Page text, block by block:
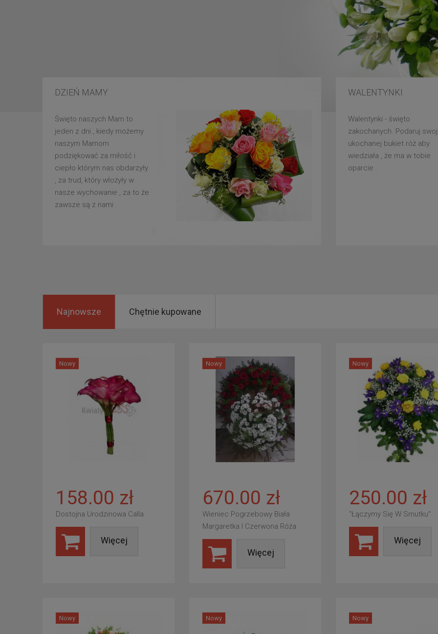
DZIEŃ MAMY
Święto naszych Mam to
jeden z dni , kiedy możemy
naszym Mamom
podziękować za miłość i
ciepło którym nas obdarzyły
, za trud, który włożyły w
nasze wychowanie , za to że
zawsze są z nami .
WALENTYNKI
Walentynki - święto
zakochanych. Podaruj
ukochanej bukiet róż aby
wiedziała , że ma w tobie
oparcie .
Najnowsze Chętnie kupowane
Nowy
158.00 zł
Dostojna Urodzinowa Calla
Więcej
Nowy
670.00 zł
Wieniec Pogrzebowy Biała
Margaretka I Czerwona Róża
Więcej
Nowy
250.00 zł
"Łączymy Się W Smutku"
Więcej
Nowy Nowy Nowy